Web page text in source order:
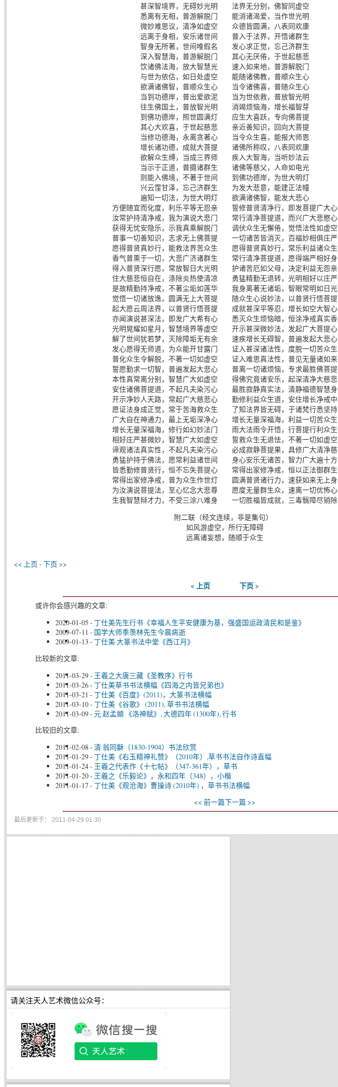
甚深智境界，无碍妙光明 法界无分别，佛智同虚空
悉离有无相，普游解脱门 能消诸渴爱，当作世光明
微妙难思议，清净如虚空 众德皆圆满，八表同欢康
远离于身相，安乐诸世间 普入于法界，开悟诸群生
智身无所著，世间唯假名 发心求正觉，忘己济群生
深入智慧海，普游解脱门 其心无厌倦，于世起慈悲
饮诸佛法海，放大智慧光 速入如来地，普游解脱门
与世为依估，如日处虚空 能随诸佛教，普顺众生心
欲满诸佛智，普顺众生心 当令诸佛喜，普随众生心
当到功德岸，普出爱欲泥 当为世依救，普放智光明
往生佛国土，普放智光明 消竭烦恼海，增长福智芽
到佛功德岸，照世圆满灯 应生大喜跃，专向佛菩提
其心大欢喜，于世起慈悲 亲近善知识，回向大菩提
当修功德海，永离贪著心 当令众生喜，能报大师恩
增长诸功德，成就大菩提 诸佛所称叹，八表同欢康
欲解众生缚，当成三界师 疾入大智海，当听妙法云
当示于正道，普摄诸群生 诸佛等慈父，人命如电光
则能入佛境，不著于世间 到佛功德岸，为世大明灯
兴云霔甘泽，忘己济群生 为发大悲意，能建正法幢
遍知一切法，为世大明灯 欲满诸佛智，能发大悲心
方便随宜而化度，利乐平等无怨亲 誓修普贤清净行，即发菩提广大心
汝常护持清净戒，我为演说大悲门 常行清净菩提道，而兴广大悲愍心
获得无忧安隐乐，示我真乘解脱门 调伏众生无懈倦，觉悟法性如虚空
普事一切善知识，志求无上佛菩提 一切诸苦皆消灭，百福妙相俱庄严
愿得普贤真妙行，能救法界苦众生 愿得普贤真妙行，常乐利益诸众生
香气普熏于一切，大悲广济诸群生 常行清净菩提道，愿得端严相好身
得入普贤深行愿，常放智日大光明 护诸苦厄如父母，决定利益无怨亲
住大慈悲恒自在，涤除炎热使清凉 勇猛精勤无退转，光明相好以庄严
是故精勤持净戒，不著尘垢如莲华 我身离著无诸垢，智眼常明如日光
觉悟一切诸放逸，圆满无上大菩提 随众生心说妙法，以普贤行悟菩提
起大愿云周法界，以普贤行悟菩提 成就甚深平等忍，增长如空大智心
亦闻演说甚深法，即发广大希有心 悉灭众生烦恼暗，恒涂净戒真实香
光明晃耀如星月，智慧境界等虚空 开示甚深微妙法，发起广大菩提心
解了世间犹若梦，灭除障垢无有余 速疾增长无碍智，普遍发起大悲心
发心愿得无师道，为众能开甘露门 证入甚深诸法性，度脱一切苦众生
普化众生令解脱，不著一切如虚空 证入难思真法性，普见无量诸如来
誓愿勤求一切智，普遍发起大悲心 普离一切诸烦恼，专求最胜佛菩提
本性真常离分别，智慧广大如虚空 得佛究竟诸安乐，起深清净大慈悲
安住诸佛菩提道，不起凡夫染污心 最胜寂静真实法，清静福德智慧身
开示净妙人天路，常起广大慈悲心 勤修利益众生道，安住增长净戒中
愿证法身成正觉，常于苦海救众生 了知法界皆无碍，于诸梵行悉坚持
广大自在神通力，最上无垢深净心 增长无量深福海，利益一切苦众生
增长无量深福海，修行如幻妙法门 雨大法雨令开悟，行菩提行利众生
相好庄严甚微妙，智慧广大如虚空 誓救众生无退怯，不著一切如虚空
谛观诸法真实性，不起凡夫染污心 必成寂静菩提果，具修广大清净慈
勇猛护持于佛法，愿常利益诸世间 身心安乐无诸苦，智力广大遍十方
皆悉勤修普贤行，恒不忘失菩提心 常得出家修净戒，恒以正法御群生
常得出家修净戒，普为众生作世灯 圆满普贤诸行力，速获如来无上身
为汝演说菩提法，至心忆念大悲尊 愿度无量群生众，速离一切优怖心
生我智慧辩才力，不受三涂八难身 一切胜福皆成就，三毒翳障尽销除
附二联（经文连续，非是集句）
如风游虚空，所行无障碍
远离诸妄想，随顺于众生
<< 上页 - 下页 >>
< 上页 下页 >
或许你会感兴趣的文章:
2020-01-05 - 丁仕美先生行书《幸福人生平安健康为基，强盛国运政清民和是鉴》
2009-07-11 - 国学大师季羡林先生今晨病逝
2009-01-13 - 丁仕美 大篆书法中堂《西江月》
比较新的文章:
2011-03-29- 王羲之大唐三藏《圣教序》行书
2011-03-26- 丁仕美草书书法横幅《四海之内皆兄弟也》
2011-03-21 - 丁仕美《百度》(2011)，大篆书法横幅
2011-03-10- 丁仕美《谷歌》 (2011), 草书书法横幅
2011-03-09- 元 赵孟頫 《洛神赋》, 大德四年 (1300年), 行书
比较旧的文章:
2011-02-08 - 清 翁同龢（1830-1904）书法欣赏
2011-01-29- 丁仕美《右玉精神礼赞》（2010年）,草书书法自作诗直幅
2011-01-24- 王羲之代表作《十七帖》（347-361年），草书
2011-01-20- 王羲之《乐毅论》，永和四年（348），小楷
2011-01-17 - 丁仕美《观沧海》曹操诗 (2010年) ，草书书法横幅
<< 前一篇下一篇 >>
最后更新于： 2011-04-29 01:30
请关注天人艺术微信公众号：